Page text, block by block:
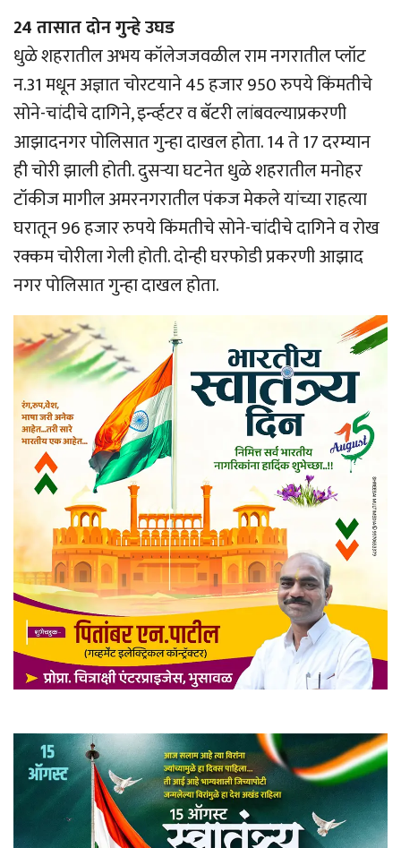
24 तासात दोन गुन्हे उघड
धुळे शहरातील अभय कॉलेजजवळील राम नगरातील प्लॉट
न.31 मधून अज्ञात चोरटयाने 45 हजार 950 रुपये किंमतीचे
सोने-चांदीचे दागिने, इर्न्व्हटर व बॅटरी लांबवल्याप्रकरणी
आझादनगर पोलिसात गुन्हा दाखल होता. 14 ते 17 दरम्यान
ही चोरी झाली होती. दुसर्‍या घटनेत धुळे शहरातील मनोहर
टॉकीज मागील अमरनगरातील पंकज मेकले यांच्या राहत्या
घरातून 96 हजार रुपये किंमतीचे सोने-चांदीचे दागिने व रोख
रक्कम चोरीला गेली होती. दोन्ही घरफोडी प्रकरणी आझाद
नगर पोलिसात गुन्हा दाखल होता.